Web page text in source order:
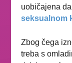
uobičajena
seksualnom
Zbog čega
treba s